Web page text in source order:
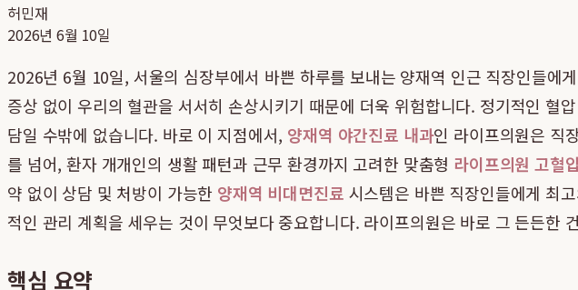
허민재
2026년 6월 10일
2026년 6월 10일, 서울의 심장부에서 바쁜 하루를 보내는 양재역 인근 직장인들
증상 없이 우리의 혈관을 서서히 손상시키기 때문에 더욱 위험합니다. 정기적인
담일 수밖에 없습니다. 바로 이 지점에서, 양재역 야간진료 내과인 라이프의원은 직
를 넘어, 환자 개개인의 생활 패턴과 근무 환경까지 고려한 맞춤형 라이프의원 고혈
약 없이 상담 및 처방이 가능한 양재역 비대면진료 시스템은 바쁜 직장인들에게 최
적인 관리 계획을 세우는 것이 무엇보다 중요합니다. 라이프의원은 바로 그 든든한
핵심 요약